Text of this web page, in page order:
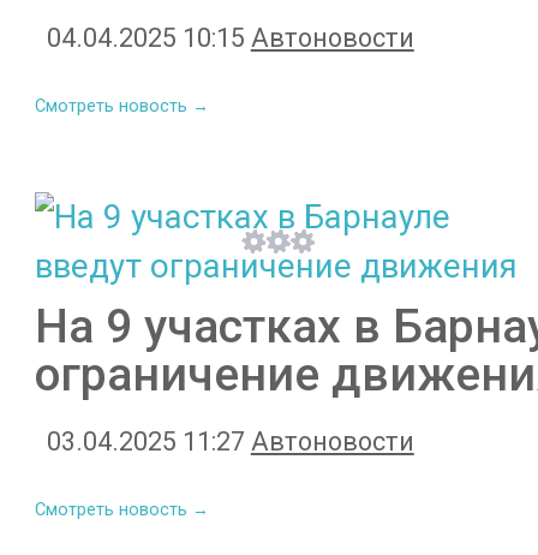
04.04.2025 10:15 Автоновости
Смотреть новость →
На 9 участках в
ограничение
03.04.2025 11:27 Автоновости
Смотреть новость →